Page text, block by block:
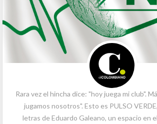
Rara vez el hincha dice: "hoy juega mi club".
jugamos nosotros". Esto es PULSO
letras de Eduardo Galeano, un espacio en